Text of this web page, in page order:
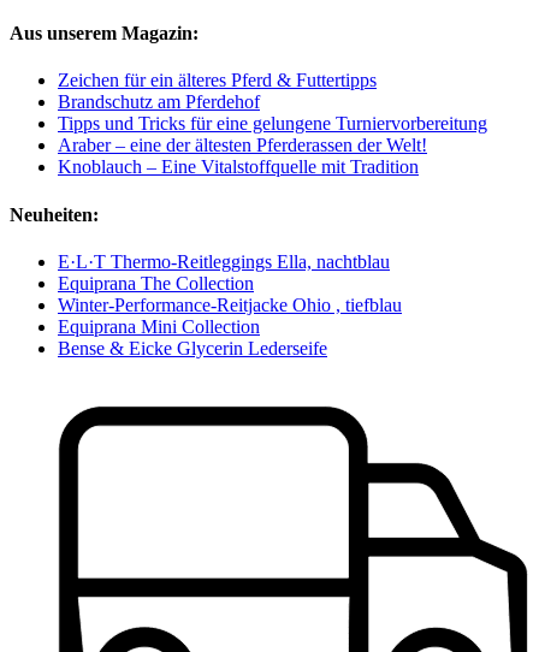
Aus unserem Magazin:
Zeichen für ein älteres Pferd & Futtertipps
Brandschutz am Pferdehof
Tipps und Tricks für eine gelungene Turniervorbereitung
Araber – eine der ältesten Pferderassen der Welt!
Knoblauch – Eine Vitalstoffquelle mit Tradition
Neuheiten:
E·L·T Thermo-Reitleggings Ella, nachtblau
Equiprana The Collection
Winter-Performance-Reitjacke Ohio , tiefblau
Equiprana Mini Collection
Bense & Eicke Glycerin Lederseife